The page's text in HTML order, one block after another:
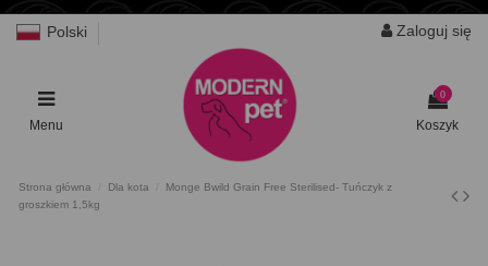
Polski Zaloguj się
Menu
0
Koszyk
Strona główna Dla kota
Monge Bwild Grain Free Sterilised- Tuńczyk z
groszkiem 1,5kg